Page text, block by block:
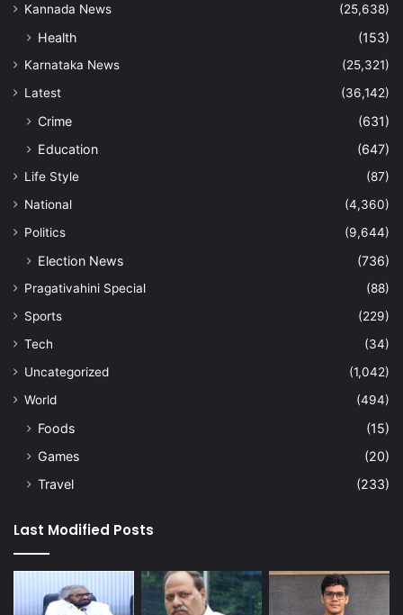
Kannada News
(25,638)
Health (153)
Karnataka News
(25,321)
Latest
(36,142)
Crime
(631)
Education
(647)
Life Style
(87)
National
(4,360)
Politics
(9,644)
Election News (736)
Pragativahini Special
(88)
Sports
(229)
Tech
(34)
Uncategorized
(1,042)
World
(494)
Foods
(15)
Games
(20)
Travel
(233)
Last Modified Posts